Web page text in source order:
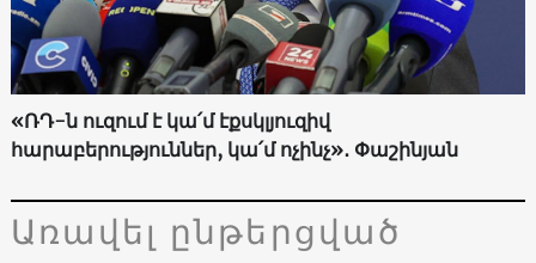
«ՌԴ-ն ուզում է կա՛մ էքսկլյուզիվ
հարաբերություններ, կա՛մ ոչինչ»․ Փաշինյան
Առավել ընթերցված